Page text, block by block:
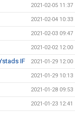
2021-02-05 11:37
2021-02-04 10:33
2021-02-03 09:47
2021-02-02 12:00
IF 2021-01-29 12:00
2021-01-29 10:13
2021-01-28 09:53
2021-01-23 12:41